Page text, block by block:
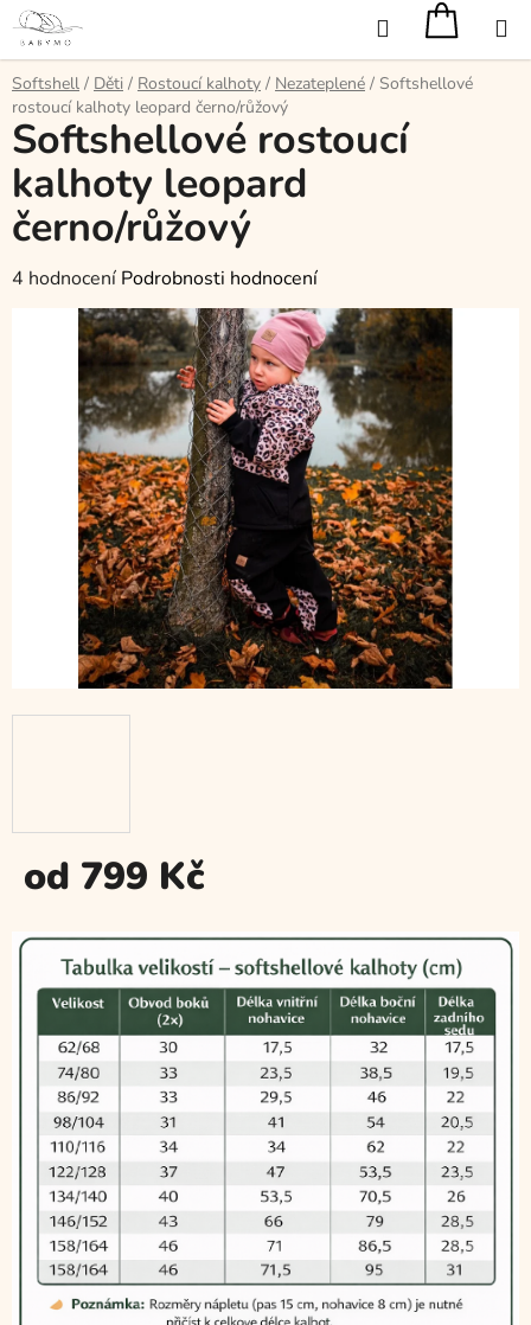
Přejít
obsah
Hledat
Softshell / Děti / Rostoucí kalhoty / Nezateplené / Softshellové
rostoucí kalhoty leopard černo/růžový
od 799 Kč
cena:
Softshellové rostoucí
kalhoty leopard
černo/růžový
Průměrné
hodnocení
produktu
hvězdiček.
4 hodnocení Podrobnosti hodnocení